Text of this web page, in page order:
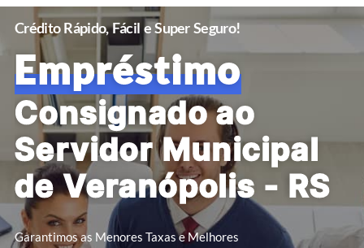
Crédito Rápido, Fácil e Super Seguro!
Empréstimo
Consignado ao
Servidor Municipal
de Veranópolis - RS
Garantimos as Menores Taxas e Melhores